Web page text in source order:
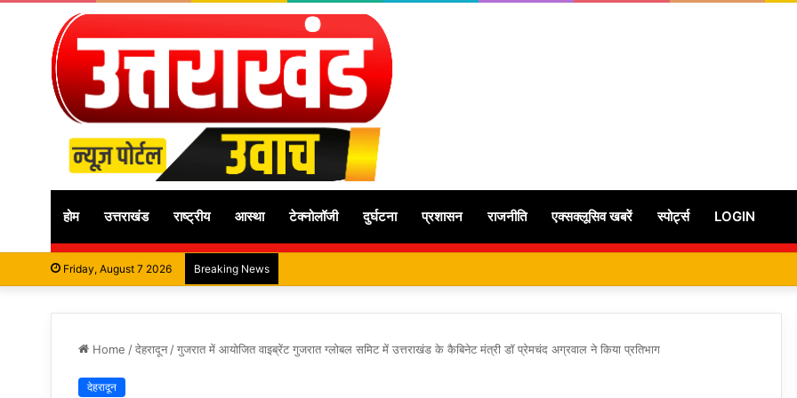
होम उत्तराखंड राष्ट्रीय आस्था टेक्नोलॉजी दुर्घटना प्रशासन राजनीति एक्सक्लूसिव खबरें स्पोर्ट्स LOGIN
Friday, August 7 2026 Breaking News
Home /देहरादून /गुजरात में आयोजित वाइब्रेंट गुजरात ग्लोबल समिट में उत्तराखंड के कैबिनेट मंत्री डॉ प्रेमचंद अग्रवाल ने किया प्रतिभाग
देहरादून